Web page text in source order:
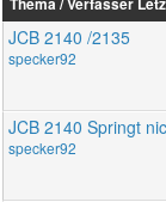
Thema / Verfasser
JCB 2140 /2135
specker92
JCB 2140 Springt
specker92